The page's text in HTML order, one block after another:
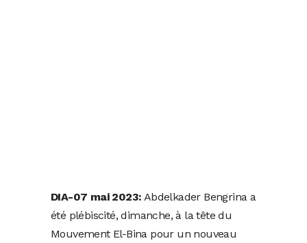
DIA-07 mai 2023: Abdelkader Bengrina a
été plébiscité, dimanche, à la tête du
Mouvement El-Bina pour un nouveau